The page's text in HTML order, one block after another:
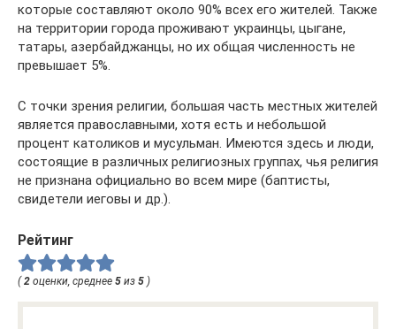
которые составляют около 90% всех его жителей. Также
на территории города проживают украинцы, цыгане,
татары, азербайджанцы, но их общая численность не
превышает 5%.
С точки зрения религии, большая часть местных жителей
является православными, хотя есть и небольшой
процент католиков и мусульман. Имеются здесь и люди,
состоящие в различных религиозных группах, чья религия
не признана официально во всем мире (баптисты,
свидетели иеговы и др.).
Рейтинг
( 2 оценки, среднее 5 из 5 )